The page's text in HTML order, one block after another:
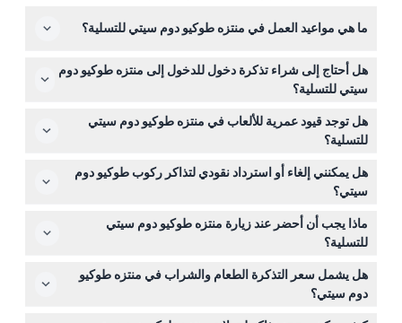
ما هي مواعيد العمل في منتزه طوكيو دوم سيتي للتسلية؟
يوميًا، ولكن قد تختلف المواعيد حسب الموسم أو الأحداث، لذا
من الأفضل التحقق من الموقع الرسمي لأحدث الأوقات قبل
زيارتك (قابلة للتغيير — يرجى التأكد عند الحجز).
هل أحتاج إلى شراء تذكرة دخول للدخول إلى منتزه طوكيو دوم
سيتي للتسلية؟
الدخول إلى المنتزه مجاني، ولكنك تدفع لكل ركوب باستخدام
التذاكر المتوفرة في الموقع أو يمكنك شراء تصريح ركوب غير
خلال تلك الفترة.
هل توجد قيود عمرية للألعاب في منتزه طوكيو دوم سيتي
للتسلية؟
الأطفال الذين تبلغ أعمارهم 3 سنوات فما فوق يحتاجون إلى
تذاكر خاصة للركوب، والألعاب مناسبة عمومًا للضيوف الذين تبلغ
في سن 13 وما فوق.
هل يمكنني إلغاء أو استرداد نقودي لتذاكر ركوب طوكيو دوم
سيتي؟
جميع التذاكر غير قابلة للاسترداد ولا يمكن إلغاؤها، لذا تأكد من
اختيار التاريخ والوقت بعناية عند الحجز عبر الإنترنت على هذا
الموقع.
ماذا يجب أن أحضر عند زيارة منتزه طوكيو دوم سيتي
للتسلية؟
احضر ملابس وأحذية مريحة للمشي والركوب، ولا تنسَ إحضار
هويتك الصالحة لأن تذاكر الركوب متاحة فقط لغير المواطنين
اليابانيين.
هل يشمل سعر التذكرة الطعام والشراب في منتزه طوكيو
دوم سيتي؟
لا، يتم بيع الطعام والشراب بشكل منفصل في المنتزه، لذا خطط